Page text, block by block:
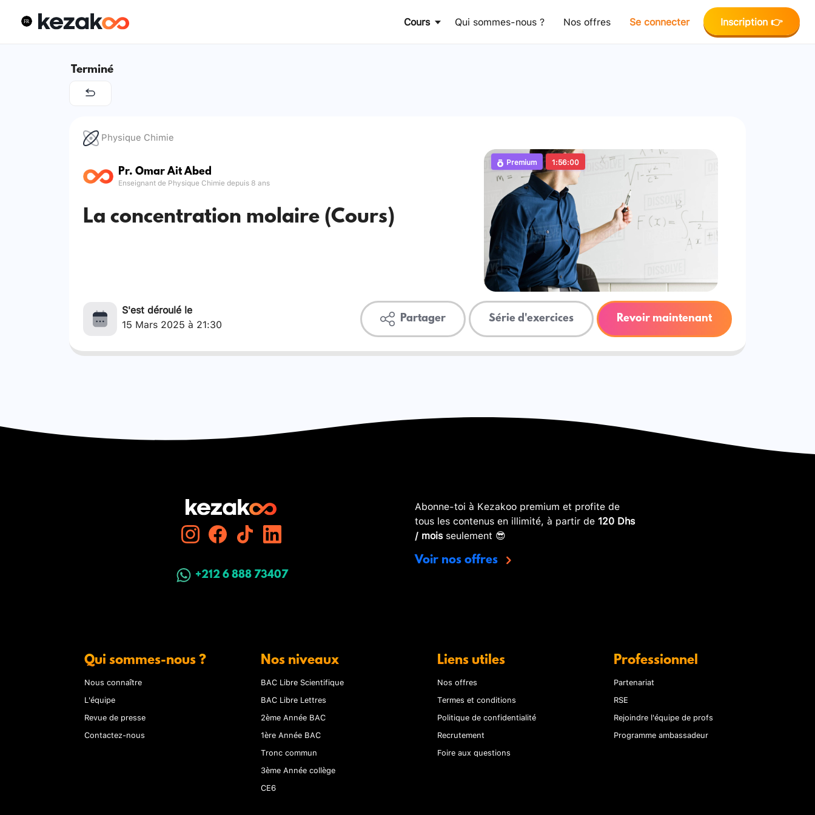
Cours Qui sommes-nous ? Nos offres Se connecter Inscription 👉
Terminé
Physique Chimie
Pr. Omar Ait Abed
Enseignant de Physique Chimie depuis 8 ans
La concentration molaire (Cours)
Premium 1:56:00
S'est déroulé le
15 Mars 2025 à 21:30
Partager Série d'exercices Revoir maintenant
+212 6 888 73407
Abonne-toi à Kezakoo premium et profite de
tous les contenus en illimité, à partir de 120 Dhs
/ moisseulement 😎
Voir nos offres
Qui sommes-nous ?
Nous connaître
L'équipe
Revue de presse
Contactez-nous
Nos niveaux
BAC Libre Scientifique
BAC Libre Lettres
2ème Année BAC
1ère Année BAC
Tronc commun
3ème Année collège
CE6
Liens utiles
Nos offres
Termes et conditions
Politique de confidentialité
Recrutement
Foire aux questions
Professionnel
Partenariat
RSE
Rejoindre l'équipe de profs
Programme ambassadeur